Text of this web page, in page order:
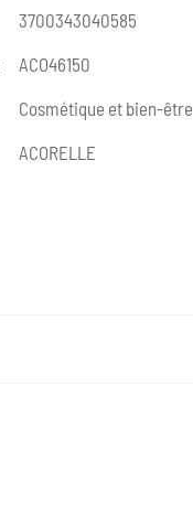
3700343040585
ACO46150
Cosmétique et bien-être
ACORELLE